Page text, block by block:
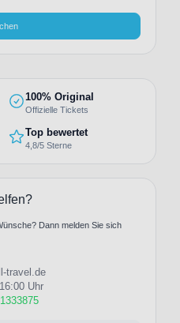
100% Original
Offizielle Tickets
Top bewertet
4,8/5 Sterne
Dann melden Sie sich
travel.de
Uhr